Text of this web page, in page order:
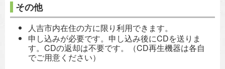
その他
人吉市内在住の方に限り利用できます。
申し込みが必要です。申し込み後にCDを送りま
す。CDの返却は不要です。（CD再生機器は各自
でご用意ください）